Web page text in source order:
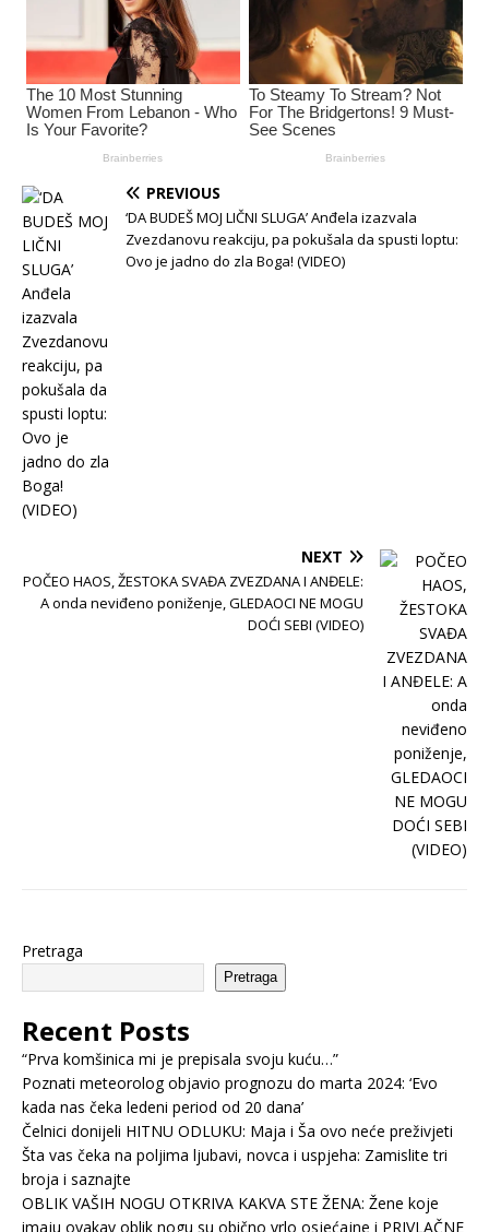
PREVIOUS
‘DA BUDEŠ MOJ LIČNI SLUGA’ Anđela izazvala
Zvezdanovu reakciju, pa pokušala da spusti loptu:
Ovo je jadno do zla Boga! (VIDEO)
NEXT
POČEO HAOS, ŽESTOKA SVAĐA ZVEZDANA I ANĐELE:
A onda neviđeno poniženje, GLEDAOCI NE MOGU
DOĆI SEBI (VIDEO)
Pretraga
Pretraga
Recent Posts
“Prva komšinica mi je prepisala svoju kuću…”
Poznati meteorolog objavio prognozu do marta 2024: ‘Evo
kada nas čeka ledeni period od 20 dana’
Čelnici donijeli HITNU ODLUKU: Maja i Ša ovo neće preživjeti
Šta vas čeka na poljima ljubavi, novca i uspjeha: Zamislite tri
broja i saznajte
OBLIK VAŠIH NOGU OTKRIVA KAKVA STE ŽENA: Žene koje
imaju ovakav oblik nogu su obično vrlo osjećajne i PRIVLAČNE